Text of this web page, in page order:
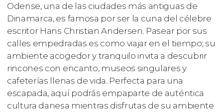
Odense, una de las ciudades más antiguas de
Dinamarca, es famosa por ser la cuna del célebre
escritor Hans Christian Andersen. Pasear por sus
calles empedradas es como viajar en el tiempo; su
ambiente acogedor y tranquilo invita a descubrir
rincones con encanto, museos singulares y
cafeterías llenas de vida. Perfecta para una
escapada, aquí podrás empaparte de auténtica
cultura danesa mientras disfrutas de su ambiente